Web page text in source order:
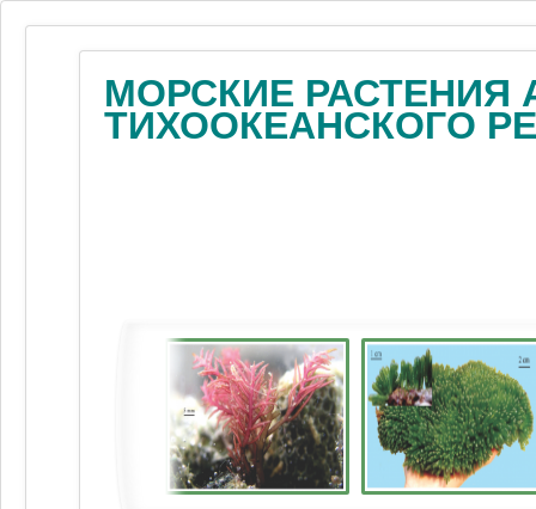
МОРСКИЕ РАСТЕНИЯ
ТИХООКЕАНСКОГО